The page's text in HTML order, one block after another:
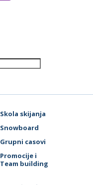
Skola skijanja
Snowboard
Grupni casovi
Promocije i
Team building